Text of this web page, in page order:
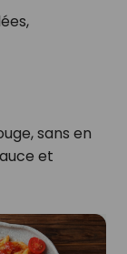
sans en
et